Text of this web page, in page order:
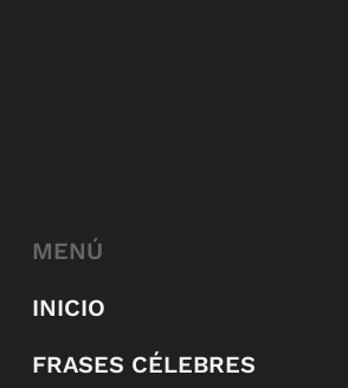
MENÚ
INICIO
FRASES CÉLEBRES